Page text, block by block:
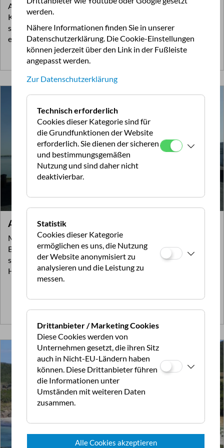
Aquitaine, besuchen wir zwei Plätze, auf denen Sie ihre
Kleidung getrost in den Koffern lassen können. Außerdem
streifen wir durch dichte See-Kiefernwälder und zuckeln
entspannt über die berühmte Weinstraße im Médoc.
Aquitanien
Mit dem Reisemobil durch die Region nördlich von
Bordeaux: Ursprüngliche Natur, kulinarische Freuden und
stimmungsvolle Historie – dazu Unabhängigkeit und ein
Hauch von Abenteuerlust: Schöner geht es nicht!
Zum Artikel >>
werden.
Nähere Informationen finden Sie in unserer
Datenschutzerklärung. Die Cookie-Einstellungen
können jederzeit über den Link in der Fußleiste
angepasst werden.
Zur Datenschutzerklärung
Technisch erforderlich
Cookies dieser Kategorie sind für
die Grundfunktionen der Website
erforderlich. Sie dienen der sicheren
und bestimmungsgemäßen
Nutzung und sind daher nicht
deaktivierbar.
Statistik
Cookies dieser Kategorie
ermöglichen es uns, die Nutzung
der Website anonymisiert zu
analysieren und die Leistung zu
messen.
Drittanbieter / Marketing Cookies
Diese Cookies werden von
Unternehmen gesetzt, die ihren Sitz
auch in Nicht-EU-Ländern haben
können. Diese Drittanbieter führen
die Informationen unter
Umständen mit weiteren Daten
zusammen.
Alle Cookies akzeptieren